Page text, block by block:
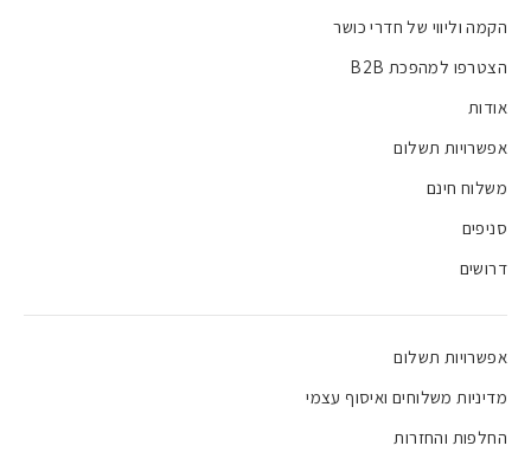
הקמה וליווי של חדרי כושר
הצטרפו למהפכת B2B
אודות
אפשרויות תשלום
משלוח חינם
סניפים
דרושים
אפשרויות תשלום
מדיניות משלוחים ואיסוף עצמי
החלפות והחזרות